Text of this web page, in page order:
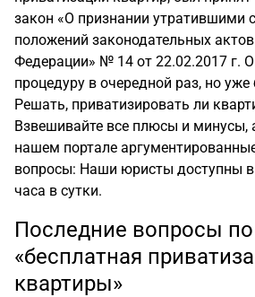
закон «О признании утратившими
положений законодательных
Федерации» № 14 от 22.02.2017 г.
процедуру в очередной раз, но уже
Решать, приватизировать ли
Взвешивайте все плюсы и минусы,
нашем портале
вопросы: Наши юристы доступны
часа в сутки.
Последние вопросы
«бесплатная
квартиры»